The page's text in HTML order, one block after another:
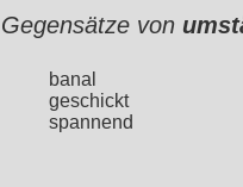
Gegensätze von
banal
geschickt
spannend